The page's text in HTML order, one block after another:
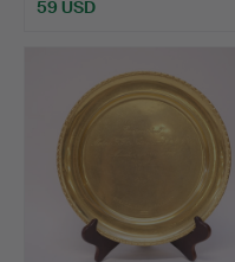
59 USD